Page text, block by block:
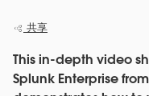
共享
This in-depth video
Splunk Enterprise